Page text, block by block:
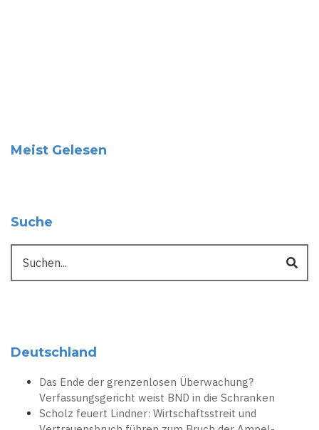
Meist Gelesen
Suche
Deutschland
Das Ende der grenzenlosen Überwachung?
Verfassungsgericht weist BND in die Schranken
Scholz feuert Lindner: Wirtschaftsstreit und